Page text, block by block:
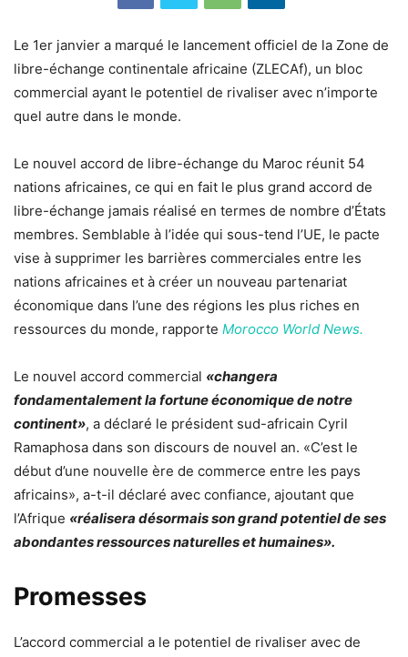
Le 1er janvier a marqué le lancement officiel de la Zone de
libre-échange continentale africaine (ZLECAf), un bloc
commercial ayant le potentiel de rivaliser avec n’importe
quel autre dans le monde.
Le nouvel accord de libre-échange du Maroc réunit 54
nations africaines, ce qui en fait le plus grand accord de
libre-échange jamais réalisé en termes de nombre d’États
membres. Semblable à l’idée qui sous-tend l’UE, le pacte
vise à supprimer les barrières commerciales entre les
nations africaines et à créer un nouveau partenariat
économique dans l’une des régions les plus riches en
ressources du monde, rapporte Morocco World News.
Le nouvel accord commercial «changera
fondamentalement la fortune économique de notre
continent», a déclaré le président sud-africain Cyril
Ramaphosa dans son discours de nouvel an. «C’est le
début d’une nouvelle ère de commerce entre les pays
africains», a-t-il déclaré avec confiance, ajoutant que
l’Afrique «réalisera désormais son grand potentiel de ses
abondantes ressources naturelles et humaines».
Promesses
L’accord commercial a le potentiel de rivaliser avec de